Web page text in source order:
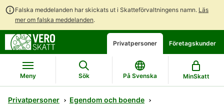
Falska meddelanden har skickats ut i Skatteförvaltningens namn. Läs
mer om falska meddelanden.
Gå
direkt
till
innehållet
Gå
till
hela
webbplatsens
sökning
Öppna
en
chattbot-
diskussion
Privatpersoner Företagskunder
Meny Sök På Svenska MinSkatt
Privatpersoner
Egendom och boende